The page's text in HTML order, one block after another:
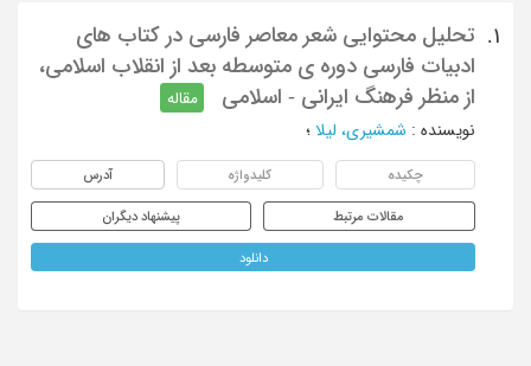
1.
تحلیل محتوایی شعر معاصر فارسی در کتاب های
ادبیات فارسی دوره ی متوسطه بعد از انقلاب اسلامی،
از منظر فرهنگ ایرانی - اسلامی
مقاله
نویسنده : شمشیری، لیلا ؛
چکیده کلیدواژه آدرس
مقالات مرتبط پیشنهاد دیگران
دانلود